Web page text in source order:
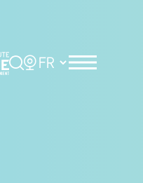
Rechercher
Choisir la langue